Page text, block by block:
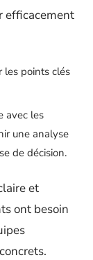
efficacement
points clés
avec les
une analyse
de décision.
et
ont besoin